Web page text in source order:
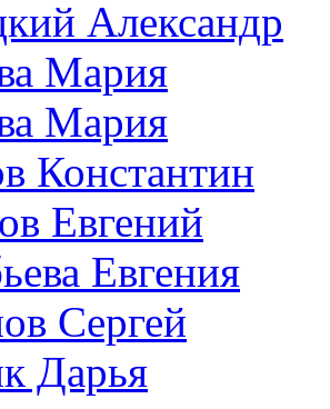
Александр
Мария
Мария
Константин
Евгений
Евгения
Сергей
Дарья